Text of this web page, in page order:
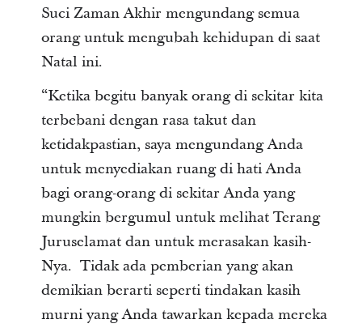
Suci Zaman Akhir mengundang semua
orang untuk mengubah kehidupan di saat
Natal ini.
“Ketika begitu banyak orang di sekitar kita
terbebani dengan rasa takut dan
ketidakpastian, saya mengundang Anda
untuk menyediakan ruang di hati Anda
bagi orang-orang di sekitar Anda yang
mungkin bergumul untuk melihat Terang
Juruselamat dan untuk merasakan kasih-
Nya. Tidak ada pemberian yang akan
demikian berarti seperti tindakan kasih
murni yang Anda tawarkan kepada mereka